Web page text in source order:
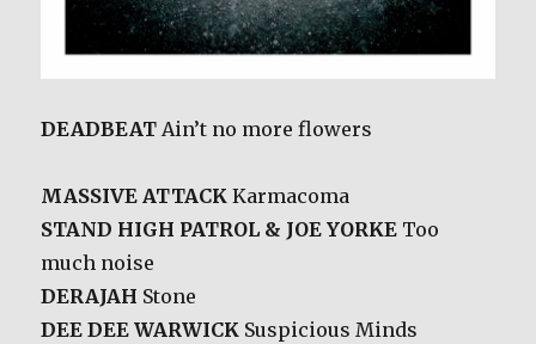
DEADBEAT Ain’t no more flowers
MASSIVE ATTACK Karmacoma
STAND HIGH PATROL & JOE YORKE Too
much noise
DERAJAH Stone
DEE DEE WARWICK Suspicious Minds